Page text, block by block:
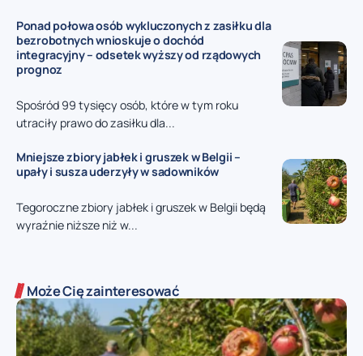
Ponad połowa osób wykluczonych z zasiłku dla
bezrobotnych wnioskuje o dochód
integracyjny – odsetek wyższy od rządowych
prognoz
Spośród 99 tysięcy osób, które w tym roku
utraciły prawo do zasiłku dla...
Mniejsze zbiory jabłek i gruszek w Belgii –
upały i susza uderzyły w sadowników
Tegoroczne zbiory jabłek i gruszek w Belgii będą
wyraźnie niższe niż w...
Może Cię zainteresować